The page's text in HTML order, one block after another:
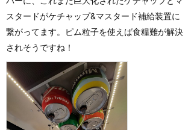
スタードがケチャップ&マスタード補給装置に
繋がってます。ピム粒子を使えば食糧難が解決
されそうですね！